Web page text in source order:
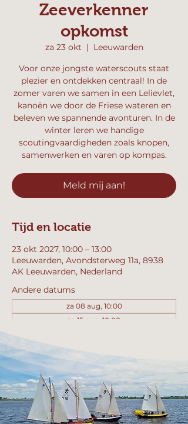
Zeeverkenner
opkomst
za 23 okt
  |
Leeuwarden
Voor onze jongste waterscouts staat
plezier en ontdekken centraal! In de
zomer varen we samen in een Lelievlet,
kanoën we door de Friese wateren en
beleven we spannende avonturen. In de
winter leren we handige
scoutingvaardigheden zoals knopen,
samenwerken en varen op kompas.
Meld mij aan!
Tijd en locatie
23 okt 2027, 10:00 – 13:00
Leeuwarden, Avondsterweg 11a, 8938
AK Leeuwarden, Nederland
Andere datums
za 08 aug, 10:00
za 15 aug, 10:00
Bekijk alle 358 datums
Meld mij aan!